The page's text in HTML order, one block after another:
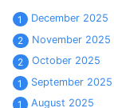
1
December 2025
2
November 2025
2
October 2025
1
September 2025
1
August 2025